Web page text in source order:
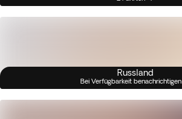
Russland
Bei Verfügbarkeit benachrichtigen